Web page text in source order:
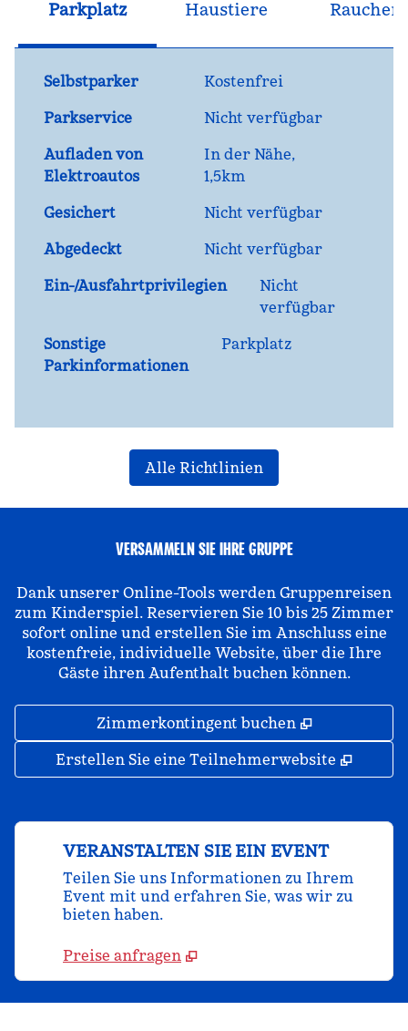
Parkplatz Haustiere Raucher
Selbstparker
Kostenfrei
Parkservice
Nicht verfügbar
Aufladen von
Elektroautos
In der Nähe,
1,5km
Gesichert
Nicht verfügbar
Abgedeckt
Nicht verfügbar
Ein-/Ausfahrtprivilegien
Nicht
verfügbar
Sonstige
Parkinformationen
Parkplatz
Alle Richtlinien
VERSAMMELN SIE IHRE GRUPPE
Dank unserer Online-Tools werden Gruppenreisen
zum Kinderspiel. Reservieren Sie 10 bis 25 Zimmer
sofort online und erstellen Sie im Anschluss eine
kostenfreie, individuelle Website, über die Ihre
Gäste ihren Aufenthalt buchen können.
Zimmerkontingent buchen ,
Erstellen Sie eine Teilnehmerwebsite ,
VERANSTALTEN SIE EIN EVENT
Teilen Sie uns Informationen zu Ihrem
Event mit und erfahren Sie, was wir zu
bieten haben.
Preise anfragen